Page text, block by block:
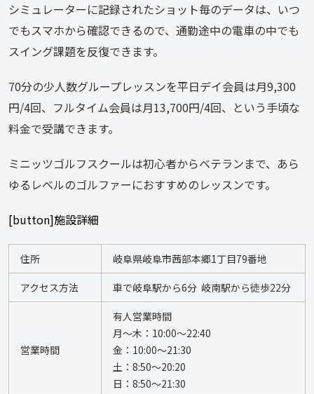
シミュレーターに記録されたショット毎のデータは、いつ
でもスマホから確認できるので、通勤途中の電車の中でも
スイング課題を反復できます。
70分の少人数グループレッスンを平日デイ会員は月9,300
円/4回、フルタイム会員は月13,700円/4回、という手頃な
料金で受講できます。
ミニッツゴルフスクールは初心者からベテランまで、あら
ゆるレベルのゴルファーにおすすめのレッスンです。
[button]施設詳細
住所 岐阜県岐阜市茜部本郷1丁目79番地
アクセス方法 車で岐阜駅から6分  岐南駅から徒歩22分
営業時間
有人営業時間
月～木：10:00～22:40
金：10:00～21:30
土：8:50～20:20
日：8:50～21:30